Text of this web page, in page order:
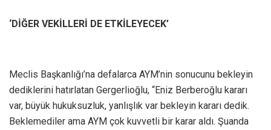
‘DİĞER VEKİLLERİ DE ETKİLEYECEK’
Meclis Başkanlığı’na defalarca AYM’nin sonucunu bekleyin
dediklerini hatırlatan Gergerlioğlu, “Eniz Berberoğlu kararı
var, büyük hukuksuzluk, yanlışlık var bekleyin kararı dedik.
Beklemediler ama AYM çok kuvvetli bir karar aldı. Şuanda